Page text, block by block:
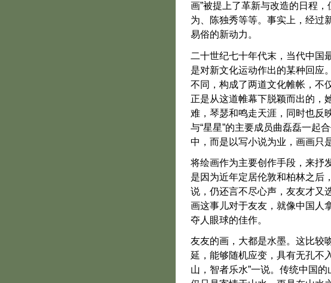
画”被提上了革新与改造的日程
为、陈独秀等等。事实上，经过
易俗的新动力。
二十世纪七十年代末，当代中国
是对新文化运动作出的某种回应
不同，构成了两道文化帷帐，不
正是从这道帷幕下脱颖而出的，
难，琴瑟和鸣走天涯，同时也反
与“星星”的主要成员曲磊磊一起
中，而是以写小说为业，画画只
将绘画作为主要创作手段，来抒
是因为近年定居伦敦和柏林之后
说，仍还言不尽心声，友友才
画这事儿对于友友，就像中国人
夺人眼球的佳作。
友友的画，大都是水墨。这比较
延，能够随机应变，具有无孔不
山，智者乐水”一说。传统中国